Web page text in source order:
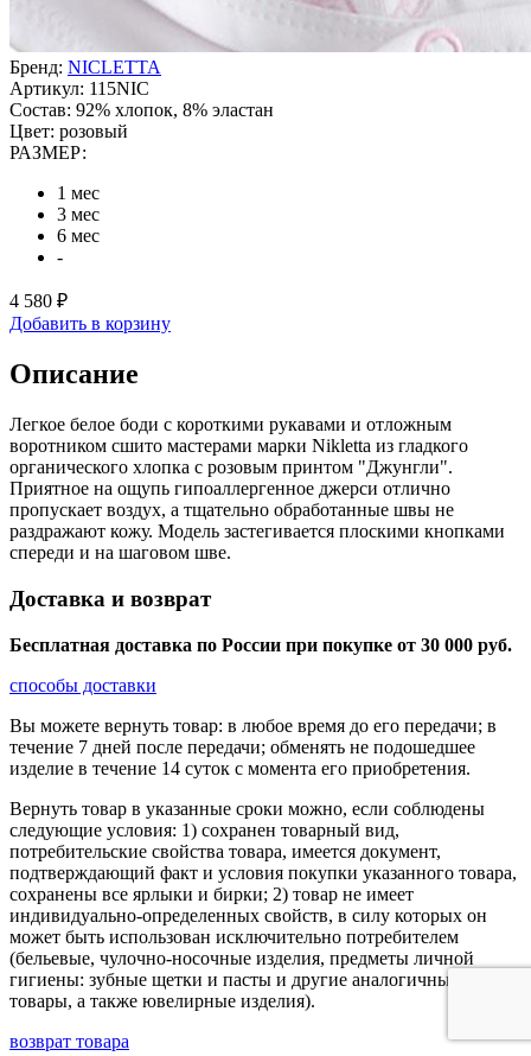
Бренд: NICLETTA
Артикул: 115NIC
Состав: 92% хлопок, 8% эластан
Цвет: розовый
РАЗМЕР:
1 мес
3 мес
6 мес
-
4 580 ₽
Добавить в корзину
Описание
Легкое белое боди с короткими рукавами и отложным
воротником сшито мастерами марки Nikletta из гладкого
органического хлопка с розовым принтом "Джунгли".
Приятное на ощупь гипоаллергенное джерси отлично
пропускает воздух, а тщательно обработанные швы не
раздражают кожу. Модель застегивается плоскими кнопками
спереди и на шаговом шве.
Доставка и возврат
Бесплатная доставка по России при покупке от 30 000 pуб.
способы доставки
Вы можете вернуть товар: в любое время до его передачи; в
течение 7 дней после передачи; обменять не подошедшее
изделие в течение 14 суток с момента его приобретения.
Вернуть товар в указанные сроки можно, если соблюдены
следующие условия: 1) сохранен товарный вид,
потребительские свойства товара, имеется документ,
подтверждающий факт и условия покупки указанного товара,
сохранены все ярлыки и бирки; 2) товар не имеет
индивидуально-определенных свойств, в силу которых он
может быть использован исключительно потребителем
(бельевые, чулочно-носочные изделия, предметы личной
гигиены: зубные щетки и пасты и другие аналогичные
товары, а также ювелирные изделия).
возврат товара